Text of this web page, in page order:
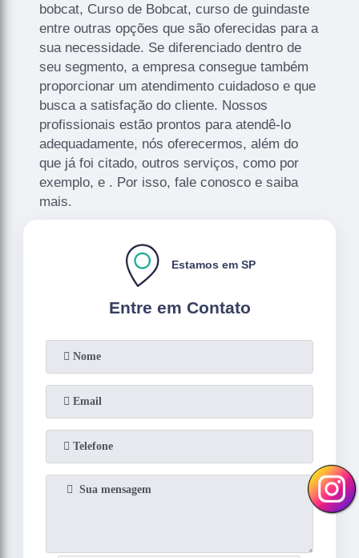
bobcat, Curso de Bobcat, curso de guindaste
entre outras opções que são oferecidas para a
sua necessidade. Se diferenciado dentro de
seu segmento, a empresa consegue também
proporcionar um atendimento cuidadoso e que
busca a satisfação do cliente. Nossos
profissionais estão prontos para atendê-lo
adequadamente, nós oferecermos, além do
que já foi citado, outros serviços, como por
exemplo, e . Por isso, fale conosco e saiba
mais.
Entre em Contato
Estamos em SP